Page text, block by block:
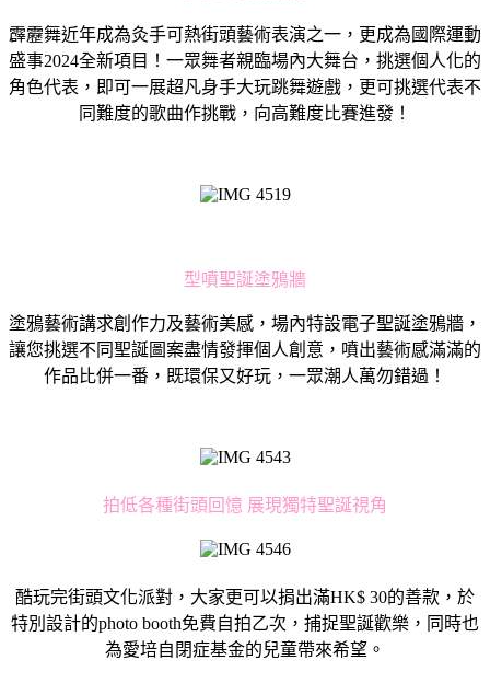
霹靂舞近年成為灸手可熱街頭藝術表演之一，更成為國際運動
盛事2024全新項目！一眾舞者親臨場內大舞台，挑選個人化的
角色代表，即可一展超凡身手大玩跳舞遊戲，更可挑選代表不
同難度的歌曲作挑戰，向高難度比賽進發！
型噴聖誕塗鴉牆
塗鴉藝術講求創作力及藝術美感，場內特設電子聖誕塗鴉牆，
讓您挑選不同聖誕圖案盡情發揮個人創意，噴出藝術感滿滿的
作品比併一番，既環保又好玩，一眾潮人萬勿錯過！
拍低各種街頭回憶 展現獨特聖誕視角
酷玩完街頭文化派對，大家更可以捐出滿HK$ 30的善款，於
特別設計的photo booth免費自拍乙次，捕捉聖誕歡樂，同時也
為愛培自閉症基金的兒童帶來希望。